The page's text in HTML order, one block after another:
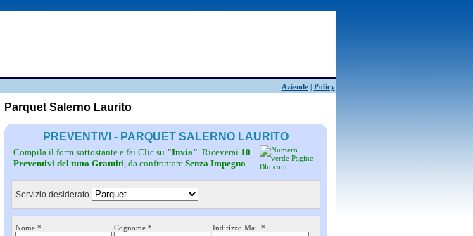
Aziende| Policy
Parquet Salerno Laurito
PREVENTIVI - PARQUET SALERNO LAURITO
Compila il form sottostante e fai Clic su "Invia". Riceverai 10
Preventivi del tutto Gratuiti, da confrontareSenza Impegno.
Servizio desiderato
Nome * Cognome * Indirizzo Mail *